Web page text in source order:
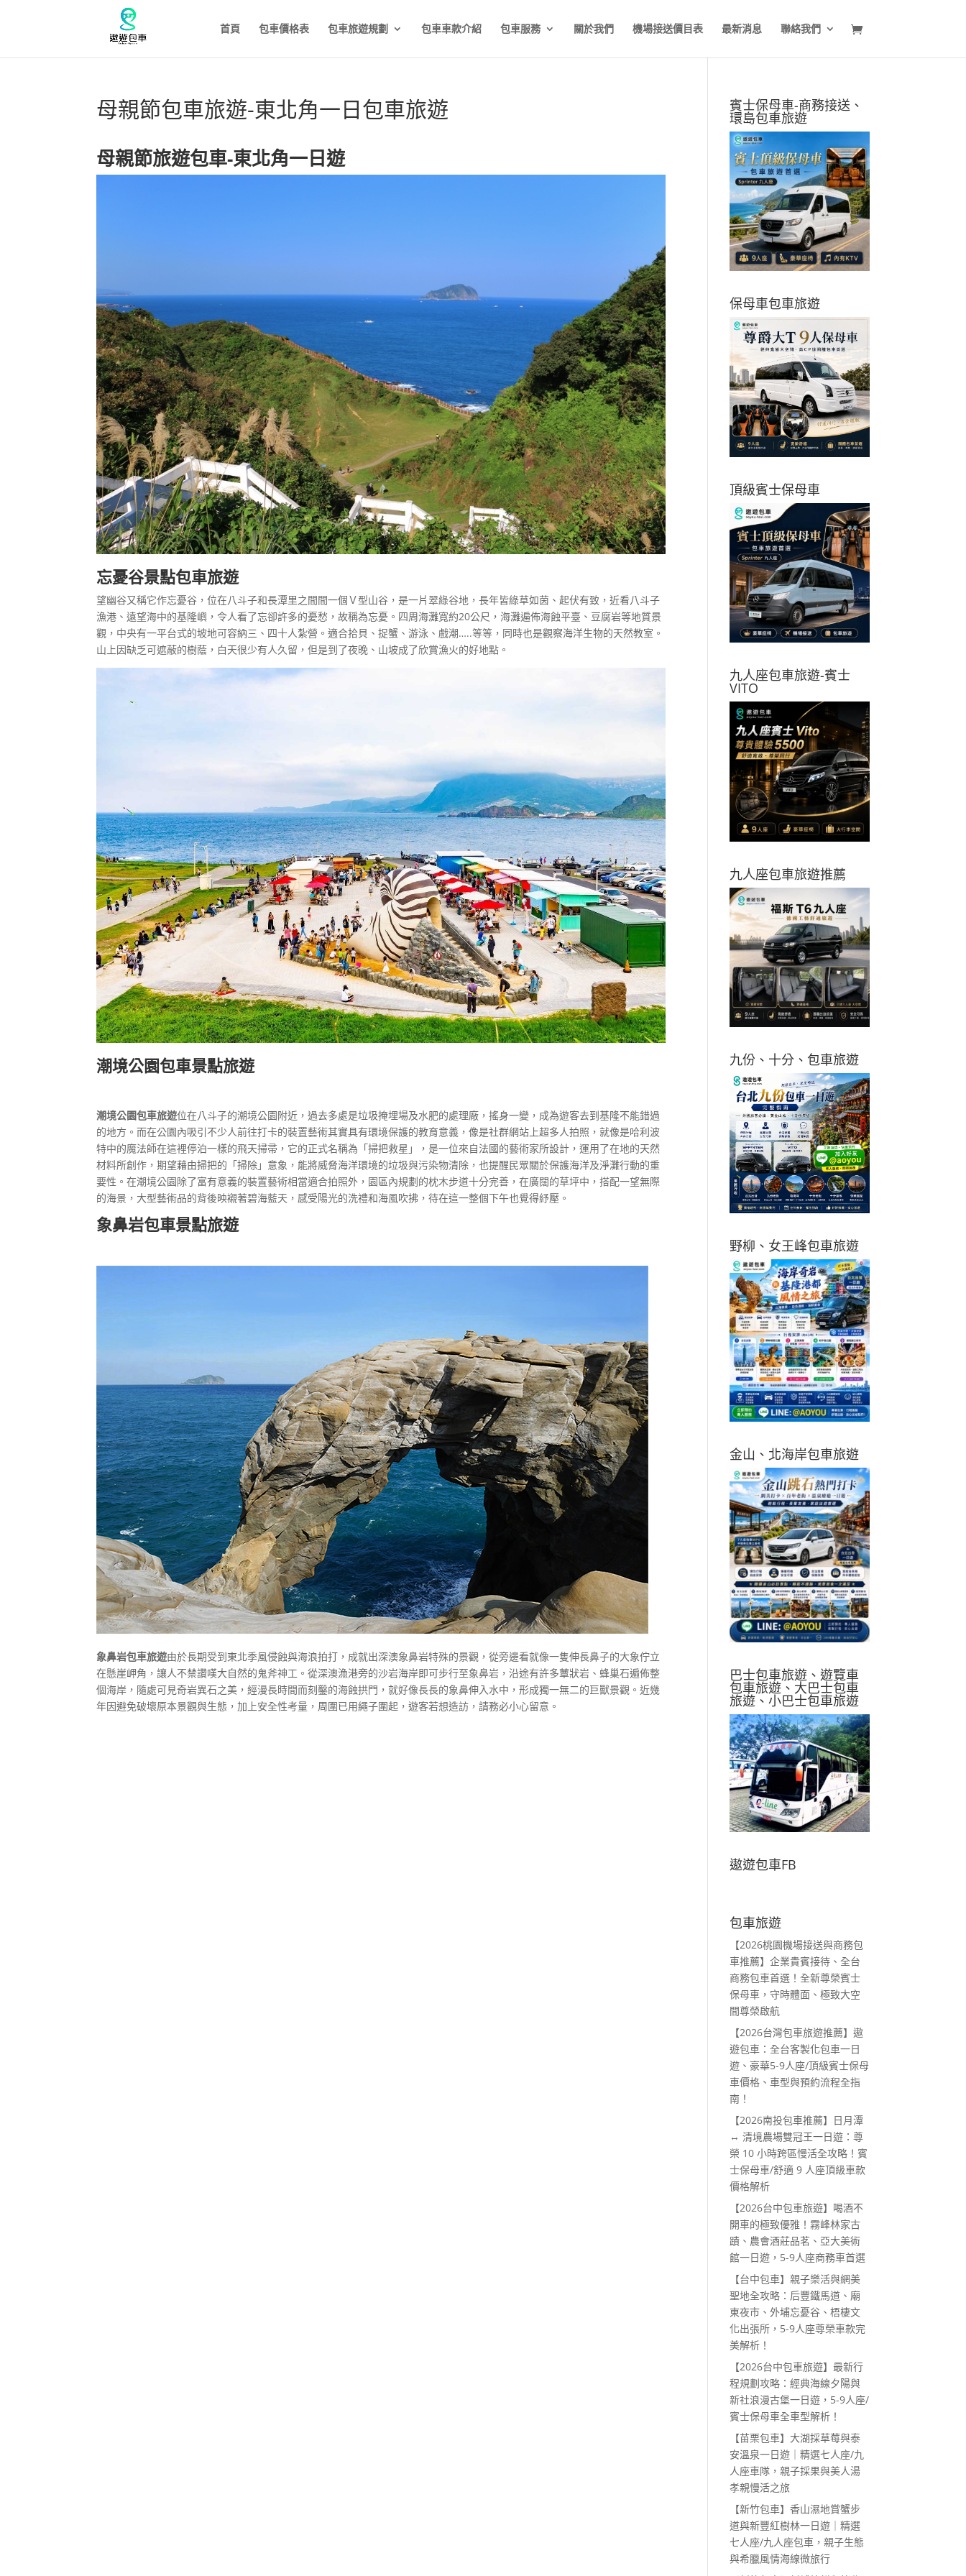
首頁 包車價格表 包車旅遊規劃 包車車款介紹 包車服務 關於我們 機場接送價目表 最新消息 聯絡我們
母親節包車旅遊-東北角一日包車旅遊
母親節旅遊包車-東北角一日遊
忘憂谷景點包車旅遊
望幽谷又稱它作忘憂谷，位在八斗子和長潭里之間間一個Ｖ型山谷，是一片翠綠谷地，長年皆綠草如茵、起伏有致，近看八斗子
漁港、遠望海中的基隆嶼，令人看了忘卻許多的憂愁，故稱為忘憂。四周海灘寬約20公尺，海灘遍佈海蝕平臺、豆腐岩等地質景
觀，中央有一平台式的坡地可容納三、四十人紮營。適合拾貝、捉蟹、游泳、戲潮…..等等，同時也是觀察海洋生物的天然教室。
山上因缺乏可遮蔽的樹蔭，白天很少有人久留，但是到了夜晚、山坡成了欣賞漁火的好地點。
潮境公園包車景點旅遊
潮境公園包車旅遊位在八斗子的潮境公園附近，過去多處是垃圾掩埋場及水肥的處理廠，搖身一變，成為遊客去到基隆不能錯過
的地方。而在公園內吸引不少人前往打卡的裝置藝術其實具有環境保護的教育意義，像是社群網站上超多人拍照，就像是哈利波
特中的魔法師在這裡停泊一樣的飛天掃帚，它的正式名稱為「掃把救星」，是一位來自法國的藝術家所設計，運用了在地的天然
材料所創作，期望藉由掃把的「掃除」意象，能將威脅海洋環境的垃圾與污染物清除，也提醒民眾關於保護海洋及淨灘行動的重
要性。在潮境公園除了富有意義的裝置藝術相當適合拍照外，園區內規劃的枕木步道十分完善，在廣闊的草坪中，搭配一望無際
的海景，大型藝術品的背後映襯著碧海藍天，感受陽光的洗禮和海風吹拂，待在這一整個下午也覺得紓壓。
象鼻岩包車景點旅遊
象鼻岩包車旅遊由於長期受到東北季風侵蝕與海浪拍打，成就出深澳象鼻岩特殊的景觀，從旁邊看就像一隻伸長鼻子的大象佇立
在懸崖岬角，讓人不禁讚嘆大自然的鬼斧神工。從深澳漁港旁的沙岩海岸即可步行至象鼻岩，沿途有許多蕈狀岩、蜂巢石遍佈整
個海岸，隨處可見奇岩異石之美，經漫長時間而刻鑿的海蝕拱門，就好像長長的象鼻伸入水中，形成獨一無二的巨獸景觀。近幾
年因避免破壞原本景觀與生態，加上安全性考量，周圍已用繩子圍起，遊客若想造訪，請務必小心留意。
賓士保母車-商務接送、
環島包車旅遊
保母車包車旅遊
頂級賓士保母車
九人座包車旅遊-賓士
VITO
九人座包車旅遊推薦
九份、十分、包車旅遊
野柳、女王峰包車旅遊
金山、北海岸包車旅遊
巴士包車旅遊、遊覽車
包車旅遊、大巴士包車
旅遊、小巴士包車旅遊
遨遊包車FB
包車旅遊
【2026桃園機場接送與商務包
車推薦】企業貴賓接待、全台
商務包車首選！全新尊榮賓士
保母車，守時體面、極致大空
間尊榮啟航
【2026台灣包車旅遊推薦】遨
遊包車：全台客製化包車一日
遊、豪華5-9人座/頂級賓士保母
車價格、車型與預約流程全指
南！
【2026南投包車推薦】日月潭
↔ 清境農場雙冠王一日遊：尊
榮 10 小時跨區慢活全攻略！賓
士保母車/舒適 9 人座頂級車款
價格解析
【2026台中包車旅遊】喝酒不
開車的極致優雅！霧峰林家古
蹟、農會酒莊品茗、亞大美術
館一日遊，5-9人座商務車首選
【台中包車】親子樂活與網美
聖地全攻略：后豐鐵馬道、廟
東夜市、外埔忘憂谷、梧棲文
化出張所，5-9人座尊榮車款完
美解析！
【2026台中包車旅遊】最新行
程規劃攻略：經典海線夕陽與
新社浪漫古堡一日遊，5-9人座/
賓士保母車全車型解析！
【苗栗包車】大湖採草莓與泰
安溫泉一日遊｜精選七人座/九
人座車隊，親子採果與美人湯
孝親慢活之旅
【新竹包車】香山濕地賞蟹步
道與新豐紅樹林一日遊｜精選
七人座/九人座包車，親子生態
與希臘風情海線微旅行